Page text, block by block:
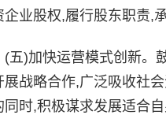
企业股权,履行股东职责,
)加快运营模式创新。鼓
展战略合作,广泛吸收社
同时,积极谋求发展适合